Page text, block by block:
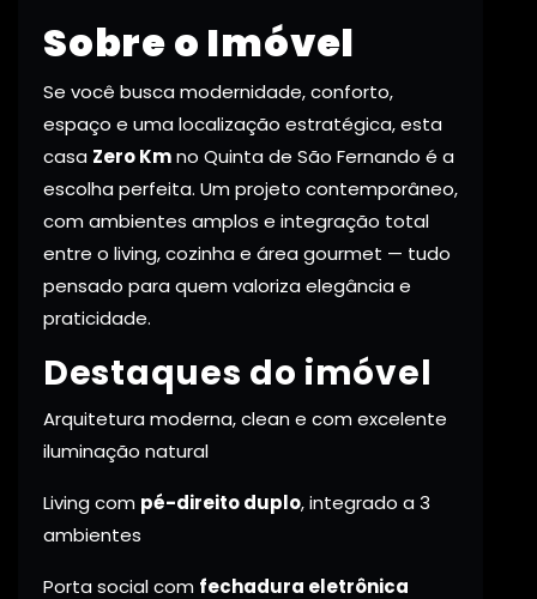
Sobre o Imóvel
Se você busca modernidade, conforto,
espaço e uma localização estratégica, esta
casa Zero Kmno Quinta de São Fernando é a
escolha perfeita. Um projeto contemporâneo,
com ambientes amplos e integração total
entre o living, cozinha e área gourmet — tudo
pensado para quem valoriza elegância e
praticidade.
Destaques do imóvel
Arquitetura moderna, clean e com excelente
iluminação natural
Living com pé-direito duplo, integrado a 3
ambientes
Porta social com fechadura eletrônica